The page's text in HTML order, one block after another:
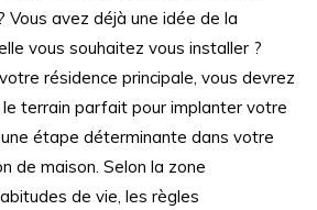
Vous avez déjà une idée de la
vous souhaitez vous installer ?
résidence principale, vous devrez
terrain parfait pour implanter votre
étape déterminante dans votre
de maison. Selon la zone
de vie, les règles